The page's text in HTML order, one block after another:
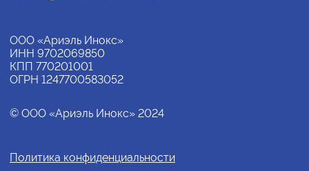
ООО «Ариэль Инокс»
ИНН 9702069850
КПП 770201001
ОГРН 1247700583052
© ООО «Ариэль Инокс» 2024
Политика конфиденциальности